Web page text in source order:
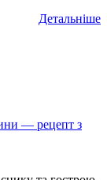
Детальніше
— рецепт з